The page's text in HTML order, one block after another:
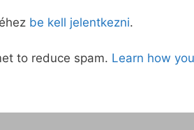
be kell jelentkezni.
to reduce spam. Learn how